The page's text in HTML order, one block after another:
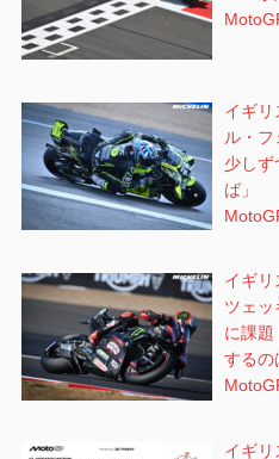
イギ
ル・
少し
ば」
イギ
ツェ
に課
するの
イギ